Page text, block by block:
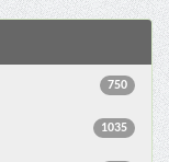
750
1035